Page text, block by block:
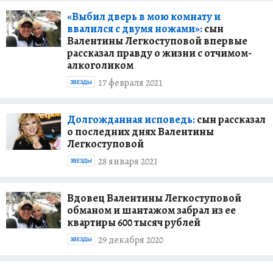
«Выбил дверь в мою комнату и
ввалился с двумя ножами»:сын
Валентины Легкоступовой впервые
рассказал правду о жизни с отчимом-
алкоголиком
17 февраля 2021
ЗВЕЗДЫ
Долгожданная исповедь:сын рассказал
о последних днях Валентины
Легкоступовой
28 января 2021
ЗВЕЗДЫ
Вдовец Валентины Легкоступовой
обманом и шантажом забрал из ее
квартиры 600 тысяч рублей
29 декабря 2020
ЗВЕЗДЫ